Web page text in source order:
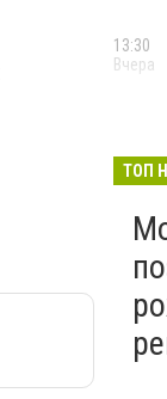
13:30
Вчера
ТОП